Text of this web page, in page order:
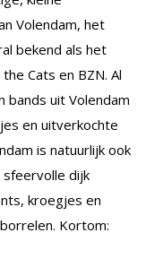
Volendam, het
bekend als het
Cats en BZN. Al
uit Volendam
en uitverkochte
is natuurlijk ook
sfeervolle dijk
kroegjes en
Kortom: